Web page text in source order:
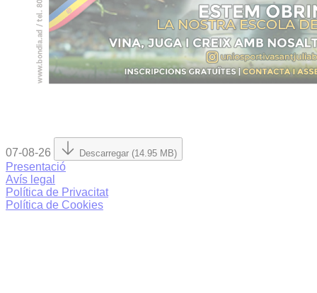
07-08-26 Descarregar (14.95 MB)
Presentació
Avís legal
Política de Privacitat
Política de Cookies